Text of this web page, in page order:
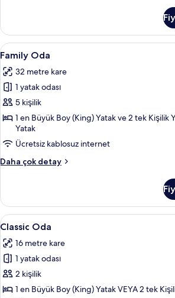
detay
Family
Oda
için
tüm
fotoğrafları
görün
Anti alerjik
10
Family Oda
32 metre kare
1 yatak odası
5 kişilik
1 en Büyük Boy (King) Yatak ve 2 tek Kişilik
Yatak
Ücretsiz kablosuz internet
Daha çok detay
Family
fazla
detay
Classic
Oda
için
tüm
fotoğrafları
görün
Classic
16
Classic Oda
16 metre kare
1 yatak odası
2 kişilik
1 en Büyük Boy (King) Yatak VEYA 2 tek